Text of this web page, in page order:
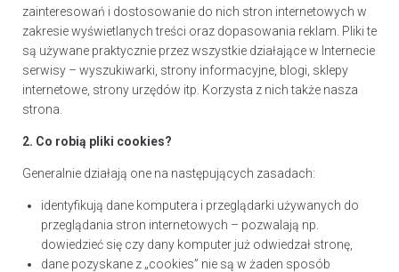
zainteresowań i dostosowanie do nich stron internetowych w
zakresie wyświetlanych treści oraz dopasowania reklam. Pliki te
są używane praktycznie przez wszystkie działające w Internecie
serwisy – wyszukiwarki, strony informacyjne, blogi, sklepy
internetowe, strony urzędów itp. Korzysta z nich także nasza
strona.
2. Co robią pliki cookies?
Generalnie działają one na następujących zasadach:
identyfikują dane komputera i przeglądarki używanych do
przeglądania stron internetowych – pozwalają np.
dowiedzieć się czy dany komputer już odwiedzał stronę,
dane pozyskane z „cookies” nie są w żaden sposób